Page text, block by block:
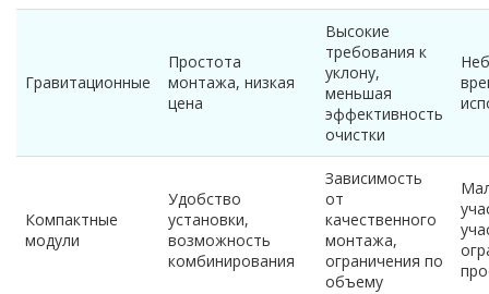
Гравитационные
Простота
монтажа, низкая
цена
Высокие
требования к
уклону,
меньшая
эффективность
очистки
Компактные
модули
Удобство
установки,
возможность
комбинирования
Зависимость
от
качественного
монтажа,
ограничения по
объему